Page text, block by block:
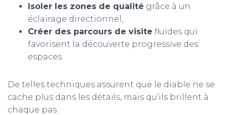
Isoler les zones de qualité grâce à un
éclairage directionnel,
Créer des parcours de visite fluides qui
favorisent la découverte progressive des
espaces.
De telles techniques assurent que le diable ne se
cache plus dans les détails, mais qu’ils brillent à
chaque pas.